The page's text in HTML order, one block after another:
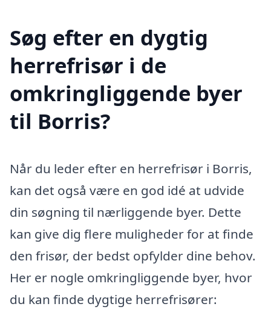
Søg efter en dygtig
herrefrisør i de
omkringliggende byer
til Borris?
Når du leder efter en herrefrisør i Borris,
kan det også være en god idé at udvide
din søgning til nærliggende byer. Dette
kan give dig flere muligheder for at finde
den frisør, der bedst opfylder dine behov.
Her er nogle omkringliggende byer, hvor
du kan finde dygtige herrefrisører: